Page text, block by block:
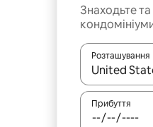
Знаходьте
Розташування
Отримавши
Прибуття